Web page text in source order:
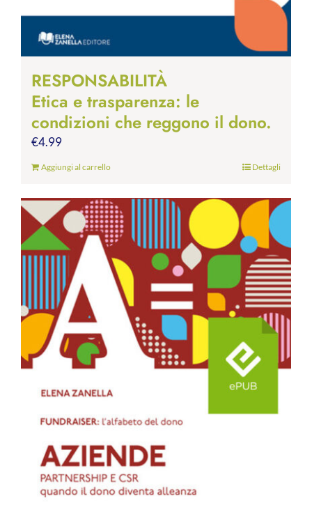
RESPONSABILITÀ
Etica e trasparenza: le
condizioni che reggono il dono.
€4.99
Aggiungi al carrello Dettagli